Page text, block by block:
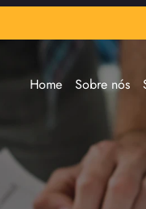
Home Sobre nós